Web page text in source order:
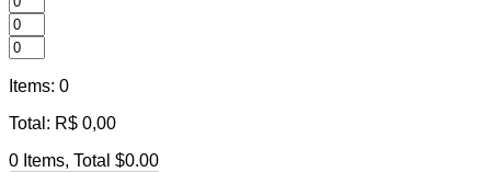
Items: 0
Total : R$ 0,00
0 Items, Total $0.00